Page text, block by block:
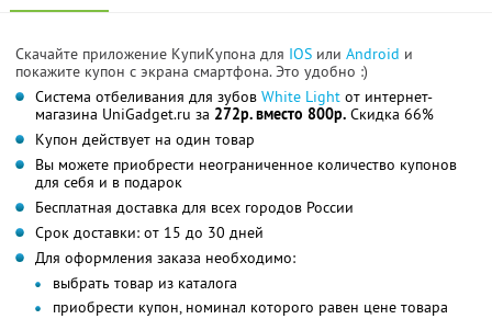
Скачайте приложение КупиКупона для IOS или Android и
покажите купон с экрана смартфона. Это удобно :)
Система отбеливания для зубов White Light от интернет-
магазина UniGadget.ru за 272р. вместо 800р. Скидка 66%
Купон действует на один товар
Вы можете приобрести неограниченное количество купонов
для себя и в подарок
Бесплатная доставка для всех городов России
Срок доставки: от 15 до 30 дней
Для оформления заказа необходимо:
выбрать товар из каталога
приобрести купон, номинал которого равен цене товара